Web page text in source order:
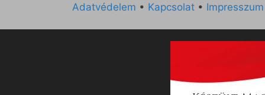
Adatvédelem • Kapcsolat • Impresszum